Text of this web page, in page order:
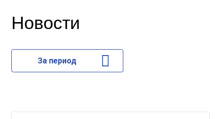
Новости
За период